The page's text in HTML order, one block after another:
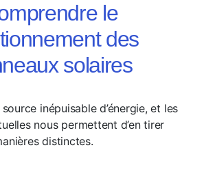
le
des
solaires
inépuisable d’énergie, et les
nous permettent d’en tirer
distinctes.